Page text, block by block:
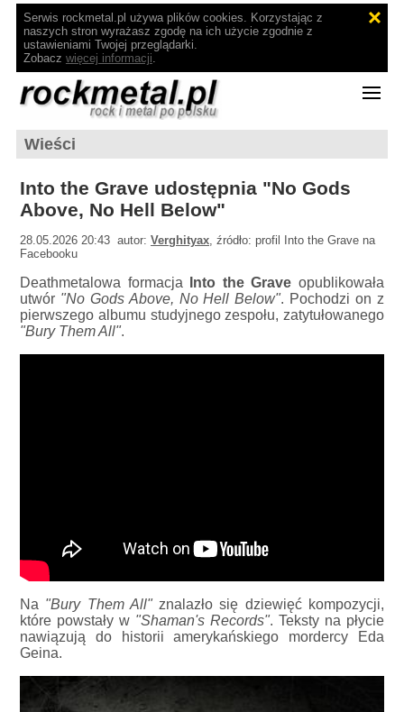
Serwis rockmetal.pl używa plików cookies. Korzystając z
naszych stron wyrażasz zgodę na ich użycie zgodnie z
ustawieniami Twojej przeglądarki.
Zobacz więcej informacji.
Wieści
Into the Grave udostępnia "No Gods
Above, No Hell Below"
28.05.2026 20:43 autor:Verghityax, źródło: profil Into the Grave na
Facebooku
Deathmetalowa formacja Into the Grave opublikowała
utwór "No Gods Above, No Hell Below". Pochodzi on z
pierwszego albumu studyjnego zespołu, zatytułowanego
"Bury Them All".
Na "Bury Them All"znalazło się dziewięć kompozycji,
które powstały w "Shaman's Records". Teksty na płycie
nawiązują do historii amerykańskiego mordercy Eda
Geina.